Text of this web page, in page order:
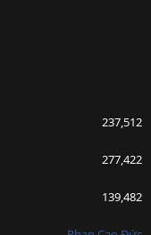
237,512
277,422
139,482